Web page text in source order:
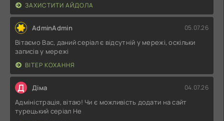
ЗАХИСТИТИ АЙДОЛА
AdminAdmin 05.07.26
Вітаємо Вас, даний серіал є відсутній у мережі, оскільки
записів у мережі
ВІТЕР КОХАННЯ
Д Діма 04.07.26
Адміністрація, вітаю! Чи є можливість додати на сайт
турецький серіал Не